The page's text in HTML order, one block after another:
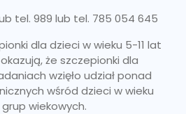
tel. 989 lub tel. 785 054 645
dla dzieci w wieku 5-11 lat
że szczepionki dla
wzięło udział ponad
wśród dzieci w wieku
wiekowych.